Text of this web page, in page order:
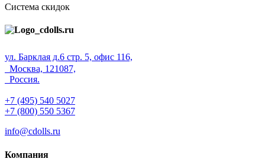
Система скидок
ул. Барклая д.6 стр. 5, офис 116,
Москва, 121087,
Россия.
+7 (495) 540 5027
+7 (800) 550 5367
info@cdolls.ru
Компания